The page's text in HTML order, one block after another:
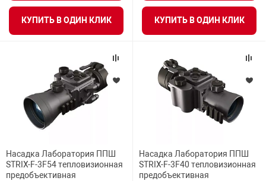
КУПИТЬ В ОДИН КЛИК КУПИТЬ В ОДИН КЛИК
Насадка Лаборатория ППШ
STRIX-F-3F54 тепловизионная
предобъективная
Насадка Лаборатория ППШ
STRIX-F-3F40 тепловизионная
предобъективная